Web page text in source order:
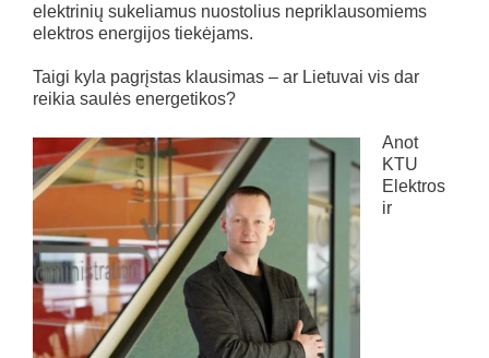
elektrinių sukeliamus nuostolius nepriklausomiems
elektros energijos tiekėjams.
Taigi kyla pagrįstas klausimas – ar Lietuvai vis dar
reikia saulės energetikos?
Anot
KTU
Elektros
ir